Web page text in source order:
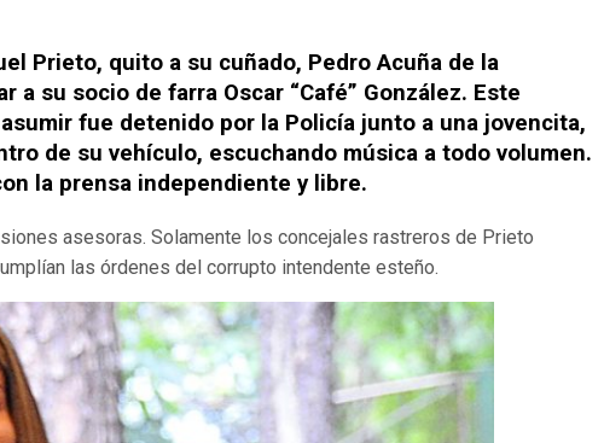
Prieto, quito a su cuñado, Pedro Acuña de la
a su socio de farra Oscar “Café” González. Este
fue detenido por la Policía junto a una jovencita,
de su vehículo, escuchando música a todo volumen.
la prensa independiente y libre.
asesoras. Solamente los concejales rastreros de Prieto
las órdenes del corrupto intendente esteño.